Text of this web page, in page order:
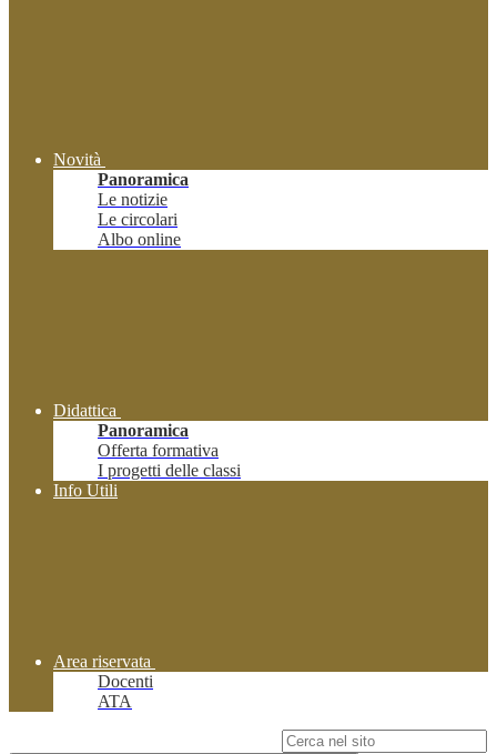
Novità
Panoramica
Le notizie
Le circolari
Albo online
Didattica
Panoramica
Offerta formativa
I progetti delle classi
Info Utili
Area riservata
Docenti
ATA